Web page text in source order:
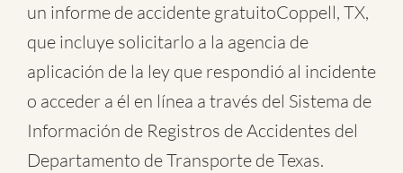
un informe de accidente gratuitoCoppell, TX,
que incluye solicitarlo a la agencia de
aplicación de la ley que respondió al incidente
o acceder a él en línea a través del Sistema de
Información de Registros de Accidentes del
Departamento de Transporte de Texas.